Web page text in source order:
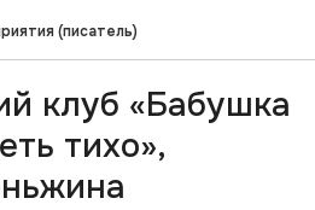
(писатель)
клуб «Бабушка
тихо»,